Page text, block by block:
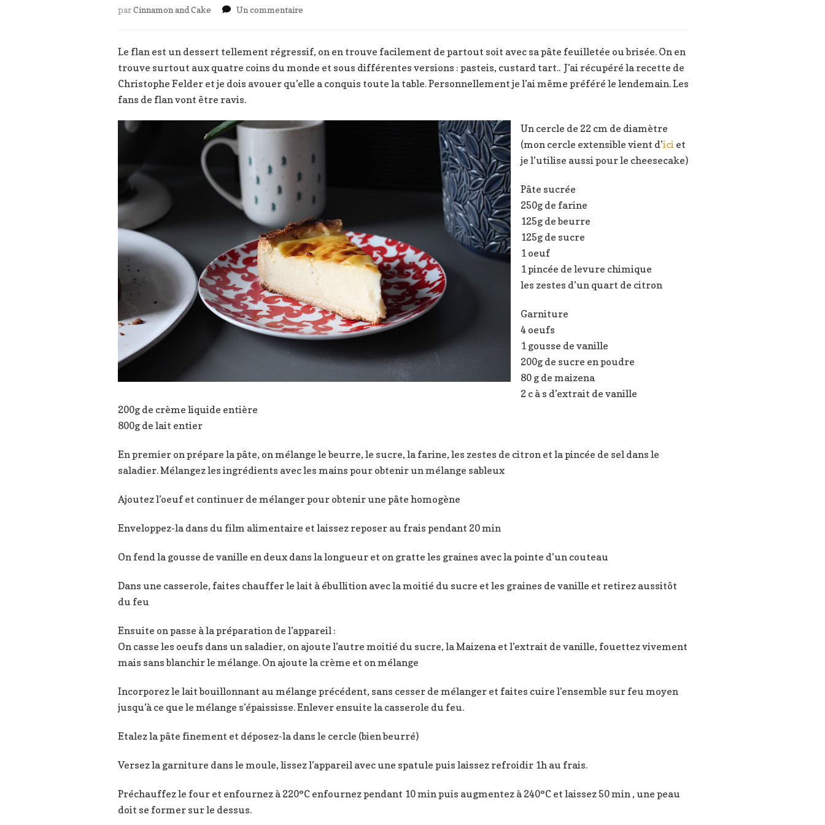
parCinnamon and Cake Un commentaire
regressif
Le flan est un dessert tellement régressif, on en trouve facilement de partout soit avec sa pâte feuilletée ou brisée. On en
trouve surtout aux quatre coins du monde et sous différentes versions : pasteis, custard tart.. J’ai récupéré la recette de
Christophe Felder et je dois avouer qu’elle a conquis toute la table. Personnellement je l’ai même préféré le lendemain. Les
fans de flan vont être ravis.
Un cercle de 22 cm de diamètre
(mon cercle extensible vient d’ici et
je l’utilise aussi pour le cheesecake)
Pâte sucrée
250g de farine
125g de beurre
125g de sucre
1 oeuf
1 pincée de levure chimique
les zestes d’un quart de citron
Garniture
4 oeufs
1 gousse de vanille
200g de sucre en poudre
80 g de maizena
2 c à s d’extrait de vanille
200g de crème liquide entière
800g de lait entier
En premier on prépare la pâte, on mélange le beurre, le sucre, la farine, les zestes de citron et la pincée de sel dans le
saladier. Mélangez les ingrédients avec les mains pour obtenir un mélange sableux
Ajoutez l’oeuf et continuer de mélanger pour obtenir une pâte homogène
Enveloppez-la dans du film alimentaire et laissez reposer au frais pendant 20 min
On fend la gousse de vanille en deux dans la longueur et on gratte les graines avec la pointe d’un couteau
Dans une casserole, faites chauffer le lait à ébullition avec la moitié du sucre et les graines de vanille et retirez aussitôt
du feu
Ensuite on passe à la préparation de l’appareil :
On casse les oeufs dans un saladier, on ajoute l’autre moitié du sucre, la Maizena et l’extrait de vanille, fouettez vivement
mais sans blanchir le mélange. On ajoute la crème et on mélange
Incorporez le lait bouillonnant au mélange précédent, sans cesser de mélanger et faites cuire l’ensemble sur feu moyen
jusqu’à ce que le mélange s’épaississe. Enlever ensuite la casserole du feu.
Etalez la pâte finement et déposez-la dans le cercle (bien beurré)
Versez la garniture dans le moule, lissez l’appareil avec une spatule puis laissez refroidir 1h au frais.
Préchauffez le four et enfournez à 220°C enfournez pendant 10 min puis augmentez à 240°C et laissez 50 min , une peau
doit se former sur le dessus.